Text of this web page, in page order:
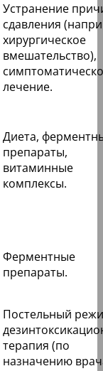
Устранение
сдавления
хирургическое
вмешательство),
лечение.
Диета,
препараты,
витаминные
комплексы.
Ферментные
препараты.
Постельный
терапия (по
назначению